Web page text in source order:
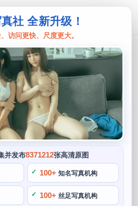
社 全新升级！
访问更快、尺度更大。
并发布8371212张高清原图
100+ 知名写真机构
100+ 丝足写真机构
仙儿cos摄影配件精选
423
欣赏以下面饼仙儿cos摄影配件的精
的拍摄技巧。增加光影效果等，她经
己的cos摄影配件，只需要打开道具